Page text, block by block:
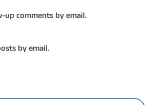
comments by email.
by email.